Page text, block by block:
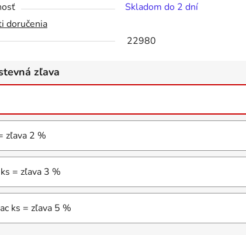
Skladom do 2 dní
doručenia
22980
zľava
zľava 2 %
= zľava 3 %
ks = zľava 5 %